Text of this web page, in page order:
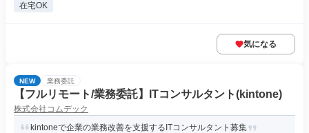
在宅OK
気になる
NEW 業務委託
【フルリモート/業務委託】ITコンサルタント(kintone)
株式会社コムデック
kintoneで企業の業務改善を支援するITコンサルタント募集